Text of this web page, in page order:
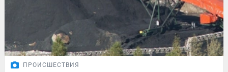
ПРОИСШЕСТВИЯ